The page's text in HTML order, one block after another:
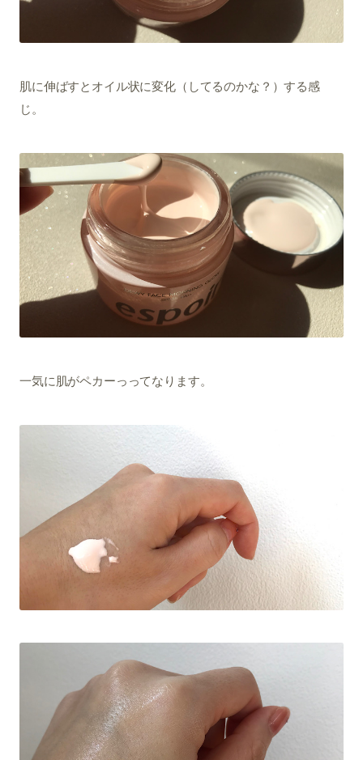
肌に伸ばすとオイル状に変化（してるのかな？）する感
じ。
一気に肌がペカーっってなります。